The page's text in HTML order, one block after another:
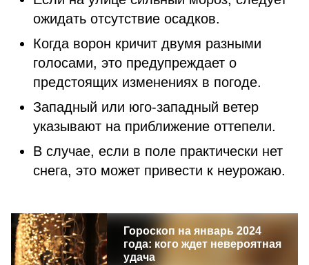
ожидать отсутствие осадков.
Когда ворон кричит двумя разными
голосами, это предупреждает о
предстоящих изменениях в погоде.
Западный или юго-западный ветер
указывают на приближение оттепели.
В случае, если в поле практически нет
снега, это может привести к неурожаю.
Гороскоп на январь 2024
года: кого ждет невероятная
удача